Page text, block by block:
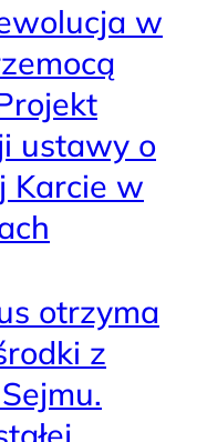
w
ustawy o
Karcie w
otrzyma
z